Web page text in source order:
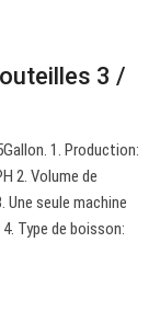
3 /
1. Production:
2. Volume de
Une seule machine
Type de boisson: